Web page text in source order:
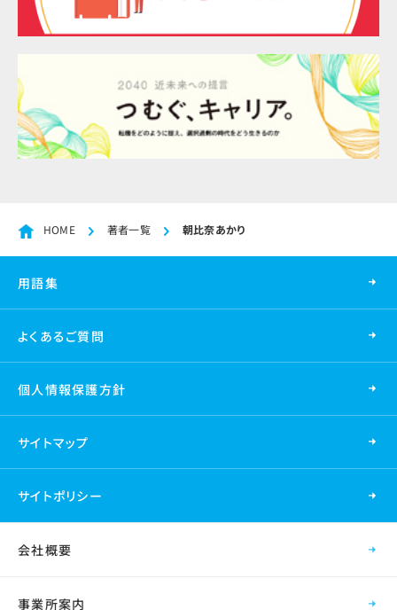
HOME 著者一覧 朝比奈あかり
用語集
よくあるご質問
個人情報保護方針
サイトマップ
サイトポリシー
会社概要
事業所案内